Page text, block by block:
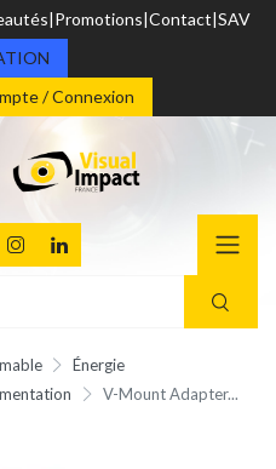
Promotions Contact SAV
/ Connexion
Énergie
V-Mount Adapter...